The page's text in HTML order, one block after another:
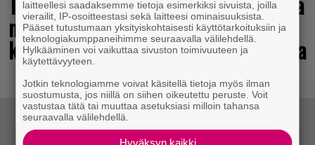
näyttäisi tulevan menestys – jo yli
kahden miljoonan pelaajan toivelistalla
laitteellesi saadaksemme tietoja esimerkiksi sivuista, joilla
vierailit, IP-osoitteestasi sekä laitteesi ominaisuuksista.
Pääset tutustumaan yksityiskohtaisesti käyttötarkoituksiin ja
teknologiakumppaneihimme seuraavalla välilehdellä.
Hylkääminen voi vaikuttaa sivuston toimivuuteen ja
käytettävyyteen.
Jotkin teknologiamme voivat käsitellä tietoja myös ilman
suostumusta, jos niillä on siihen oikeutettu peruste. Voit
vastustaa tätä tai muuttaa asetuksiasi milloin tahansa
seuraavalla välilehdellä.
Hyväksyn kaikki